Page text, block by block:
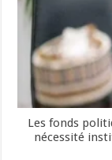
Les fonds
nécessité